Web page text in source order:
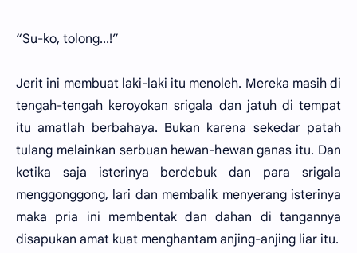
“Su-ko, tolong...!”
Jerit ini membuat laki-laki itu menoleh. Mereka masih di
tengah-tengah keroyokan srigala dan jatuh di tempat
itu amatlah berbahaya. Bukan karena sekedar patah
tulang melainkan serbuan hewan-hewan ganas itu. Dan
ketika saja isterinya berdebuk dan para srigala
menggonggong, lari dan membalik menyerang isterinya
maka pria ini membentak dan dahan di tangannya
disapukan amat kuat menghantam anjing-anjing liar itu.